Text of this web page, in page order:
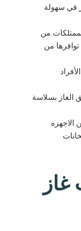
في سهولة
من
توافرها من
الغاز بسلاسة
الاجهزه